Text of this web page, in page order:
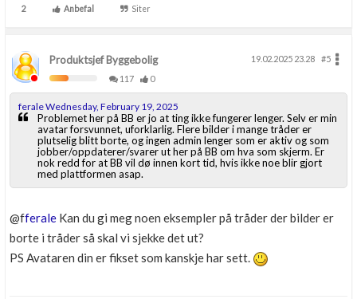
2 Anbefal Siter
Produktsjef Byggebolig 19.02.2025 23.28
#5
117
0
ferale Wednesday, February 19, 2025
Problemet her på BB er jo at ting ikke fungerer lenger. Selv er min
avatar forsvunnet, uforklarlig. Flere bilder i mange tråder er
plutselig blitt borte, og ingen admin lenger som er aktiv og som
jobber/oppdaterer/svarer ut her på BB om hva som skjerm. Er
nok redd for at BB vil dø innen kort tid, hvis ikke noe blir gjort
med plattformen asap.
@fferale Kan du gi meg noen eksempler på tråder der bilder er
borte i tråder så skal vi sjekke det ut?
PS Avataren din er fikset som kanskje har sett.